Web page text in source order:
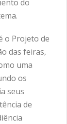
do
o Projeto de
das feiras,
uma
os
seus
de